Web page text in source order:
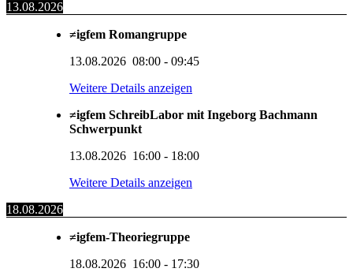
13.08.2026
≠igfem Romangruppe
13.08.2026 08:00 - 09:45
Weitere Details anzeigen
≠igfem SchreibLabor mit Ingeborg Bachmann
Schwerpunkt
13.08.2026 16:00 - 18:00
Weitere Details anzeigen
18.08.2026
≠igfem-Theoriegruppe
18.08.2026 16:00 - 17:30